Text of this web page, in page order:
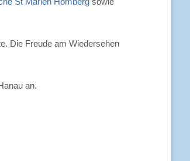
Die Freude am Wiedersehen
an.